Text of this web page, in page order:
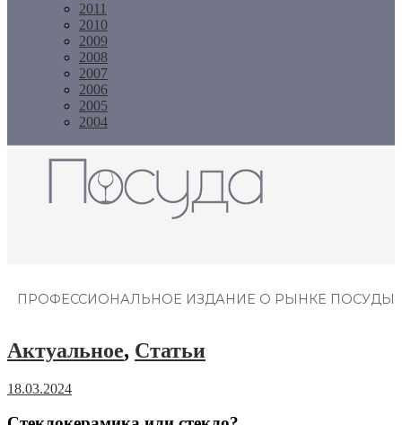
2011
2010
2009
2008
2007
2006
2005
2004
ПРОФЕССИОНАЛЬНОЕ ИЗДАНИЕ О РЫНКЕ ПОСУДЫ
Актуальное, Статьи
18.03.2024